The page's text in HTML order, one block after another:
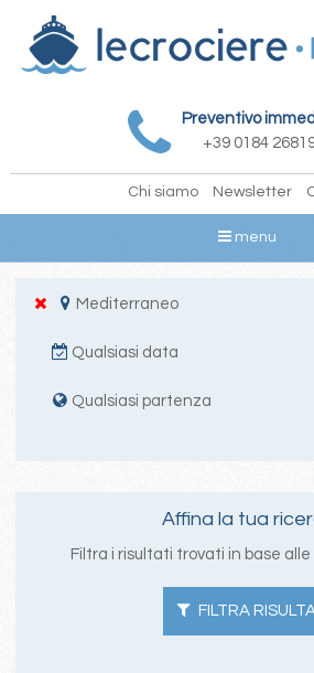
Preventivo
+39 0184
Chi siamo Newsletter
menu
Mediterraneo
Qualsiasi data
Qualsiasi partenza
Affina la tua
Filtra i risultati trovati in base
FILTRA